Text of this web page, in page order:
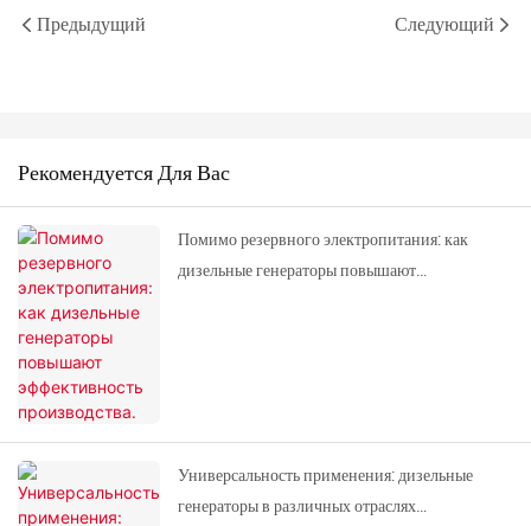
Предыдущий Следующий
Рекомендуется Для Вас
Помимо резервного электропитания: как
дизельные генераторы повышают
Универсальность применения: дизельные
генераторы в различных отраслях